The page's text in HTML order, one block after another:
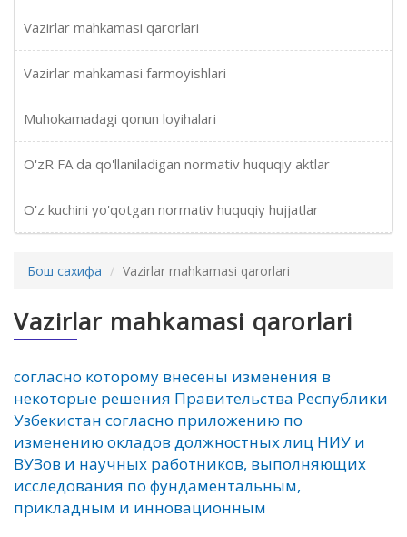
Vazirlar mahkamasi qarorlari
Vazirlar mahkamasi farmoyishlari
Muhokamadagi qonun loyihalari
O'zR FA da qo'llaniladigan normativ huquqiy aktlar
O'z kuchini yo'qotgan normativ huquqiy hujjatlar
Бош сахифа Vazirlar mahkamasi qarorlari
Vazirlar mahkamasi qarorlari
согласно которому внесены изменения в
некоторые решения Правительства Республики
Узбекистан согласно приложению по
изменению окладов должностных лиц НИУ и
ВУЗов и научных работников, выполняющих
исследования по фундаментальным,
прикладным и инновационным